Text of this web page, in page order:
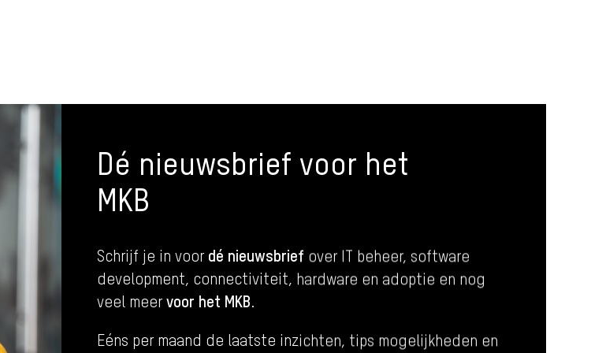
Dé nieuwsbrief voor het
MKB
Schrijf je in voor dé nieuwsbrief over IT beheer, software
development, connectiviteit, hardware en adoptie en nog
veel meer voor het MKB.
Eéns per maand de laatste inzichten, tips mogelijkheden en